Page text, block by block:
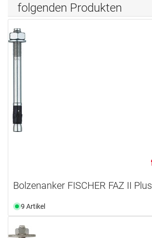
folgenden Produkten
Bolzenanker FISCHER FAZ II Plus
9 Artikel